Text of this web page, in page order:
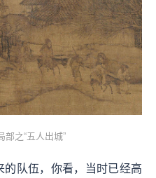
部之“五人出城”
队伍，你看，当时已经高